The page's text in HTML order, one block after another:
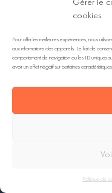
Gérer le
cookies
Pour offrir les meilleures expériences, nous
aux informations des appareils. Le fait de
comportement de navigation ou les ID uniques
avoir un effet négatif sur certaines
Politique de